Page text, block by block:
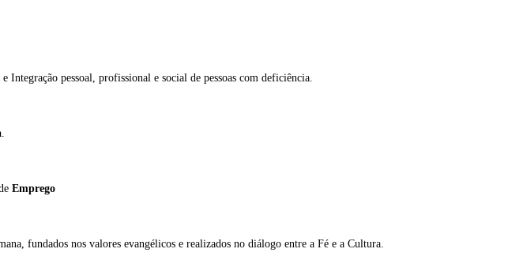
e Integração pessoal, profissional e social de pessoas com deficiência.
.
Emprego
fundados nos valores evangélicos e realizados no diálogo entre a Fé e a Cultura.